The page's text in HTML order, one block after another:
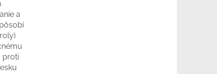
a
proti